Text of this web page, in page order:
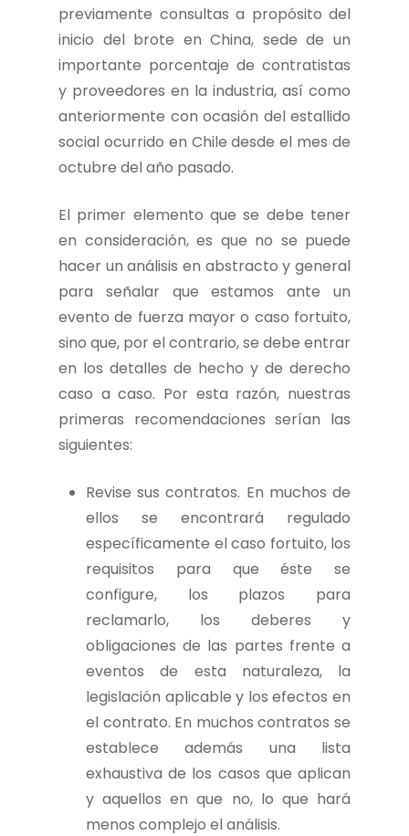
previamente consultas a propósito del
inicio del brote en China, sede de un
importante porcentaje de contratistas
y proveedores en la industria, así como
anteriormente con ocasión del estallido
social ocurrido en Chile desde el mes de
octubre del año pasado.
El primer elemento que se debe tener
en consideración, es que no se puede
hacer un análisis en abstracto y general
para señalar que estamos ante un
evento de fuerza mayor o caso fortuito,
sino que, por el contrario, se debe entrar
en los detalles de hecho y de derecho
caso a caso. Por esta razón, nuestras
primeras recomendaciones serían las
siguientes:
Revise sus contratos. En muchos de
ellos se encontrará regulado
específicamente el caso fortuito, los
requisitos para que éste se
configure, los plazos para
reclamarlo, los deberes y
obligaciones de las partes frente a
eventos de esta naturaleza, la
legislación aplicable y los efectos en
el contrato. En muchos contratos se
establece además una lista
exhaustiva de los casos que aplican
y aquellos en que no, lo que hará
menos complejo el análisis.